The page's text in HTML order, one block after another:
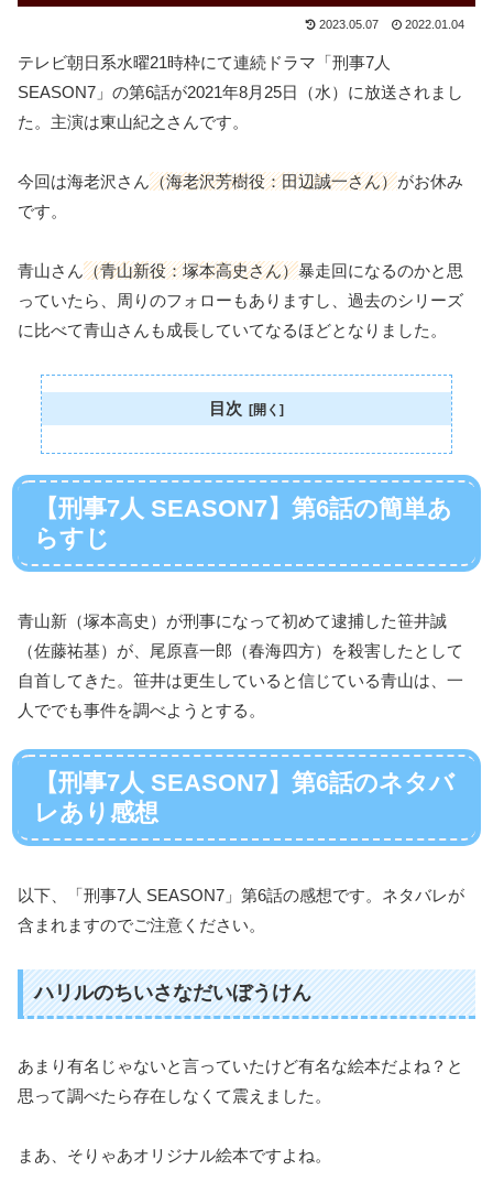
2023.05.07 2022.01.04
テレビ朝日系水曜21時枠にて連続ドラマ「刑事7人
SEASON7」の第6話が2021年8月25日（水）に放送されまし
た。主演は東山紀之さんです。
今回は海老沢さん（海老沢芳樹役：田辺誠一さん）がお休み
です。
青山さん（青山新役：塚本高史さん）暴走回になるのかと思
っていたら、周りのフォローもありますし、過去のシリーズ
に比べて青山さんも成長していてなるほどとなりました。
目次
【刑事7人 SEASON7】第6話の簡単あ
らすじ
青山新（塚本高史）が刑事になって初めて逮捕した笹井誠
（佐藤祐基）が、尾原喜一郎（春海四方）を殺害したとして
自首してきた。笹井は更生していると信じている青山は、一
人ででも事件を調べようとする。
【刑事7人 SEASON7】第6話のネタバ
レあり感想
以下、「刑事7人 SEASON7」第6話の感想です。ネタバレが
含まれますのでご注意ください。
ハリルのちいさなだいぼうけん
あまり有名じゃないと言っていたけど有名な絵本だよね？と
思って調べたら存在しなくて震えました。
まあ、そりゃあオリジナル絵本ですよね。